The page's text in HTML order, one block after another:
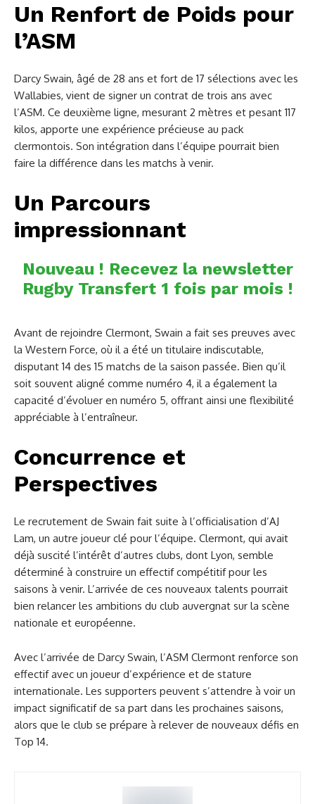
Un Renfort de Poids pour
l’ASM
Darcy Swain, âgé de 28 ans et fort de 17 sélections avec les
Wallabies, vient de signer un contrat de trois ans avec
l’ASM. Ce deuxième ligne, mesurant 2 mètres et pesant 117
kilos, apporte une expérience précieuse au pack
clermontois. Son intégration dans l’équipe pourrait bien
faire la différence dans les matchs à venir.
Un Parcours
impressionnant
Nouveau ! Recevez la newsletter
Rugby Transfert 1 fois par mois !
Avant de rejoindre Clermont, Swain a fait ses preuves avec
la Western Force, où il a été un titulaire indiscutable,
disputant 14 des 15 matchs de la saison passée. Bien qu’il
soit souvent aligné comme numéro 4, il a également la
capacité d’évoluer en numéro 5, offrant ainsi une flexibilité
appréciable à l’entraîneur.
Concurrence et
Perspectives
Le recrutement de Swain fait suite à l’officialisation d’AJ
Lam, un autre joueur clé pour l’équipe. Clermont, qui avait
déjà suscité l’intérêt d’autres clubs, dont Lyon, semble
déterminé à construire un effectif compétitif pour les
saisons à venir. L’arrivée de ces nouveaux talents pourrait
bien relancer les ambitions du club auvergnat sur la scène
nationale et européenne.
Avec l’arrivée de Darcy Swain, l’ASM Clermont renforce son
effectif avec un joueur d’expérience et de stature
internationale. Les supporters peuvent s’attendre à voir un
impact significatif de sa part dans les prochaines saisons,
alors que le club se prépare à relever de nouveaux défis en
Top 14.